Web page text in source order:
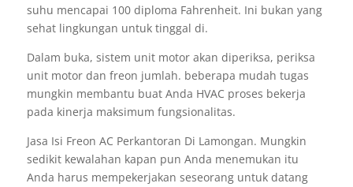
suhu mencapai 100 diploma Fahrenheit. Ini bukan yang
sehat lingkungan untuk tinggal di.
Dalam buka, sistem unit motor akan diperiksa, periksa
unit motor dan freon jumlah. beberapa mudah tugas
mungkin membantu buat Anda HVAC proses bekerja
pada kinerja maksimum fungsionalitas.
Jasa Isi Freon AC Perkantoran Di Lamongan. Mungkin
sedikit kewalahan kapan pun Anda menemukan itu
Anda harus mempekerjakan seseorang untuk datang